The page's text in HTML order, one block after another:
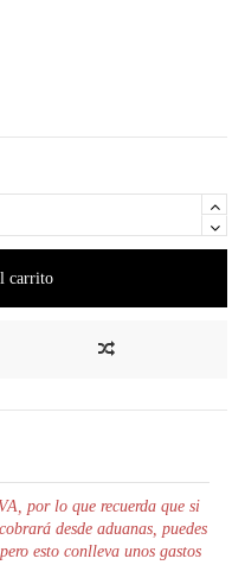
carrito
por lo que recuerda que si
desde aduanas, puedes
esto conlleva unos gastos